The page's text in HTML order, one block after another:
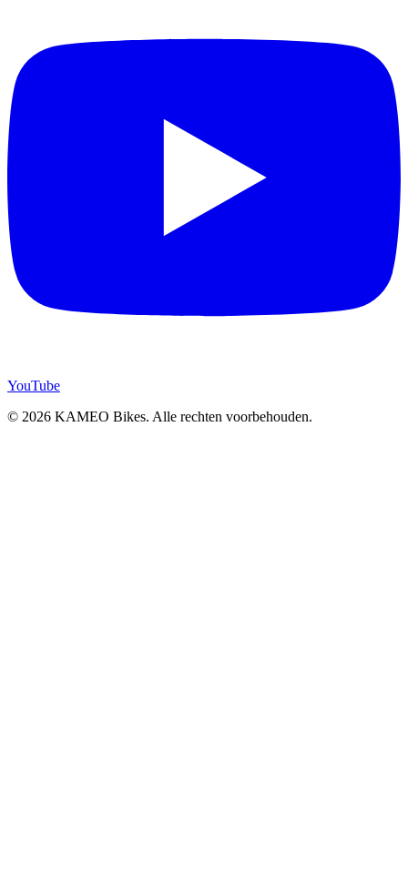
YouTube
© 2026 KAMEO Bikes. Alle rechten voorbehouden.